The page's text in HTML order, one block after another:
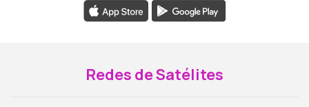
Redes de Satélites